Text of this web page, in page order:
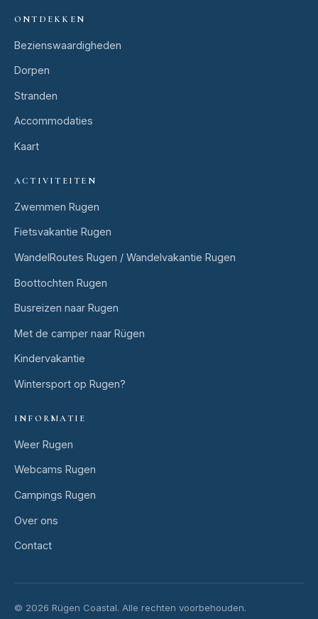
ONTDEKKEN
Bezienswaardigheden
Dorpen
Stranden
Accommodaties
Kaart
ACTIVITEITEN
Zwemmen Rugen
Fietsvakantie Rugen
WandelRoutes Rugen / Wandelvakantie Rugen
Boottochten Rugen
Busreizen naar Rugen
Met de camper naar Rügen
Kindervakantie
Wintersport op Rugen?
INFORMATIE
Weer Rugen
Webcams Rugen
Campings Rugen
Over ons
Contact
© 2026 Rügen Coastal. Alle rechten voorbehouden.